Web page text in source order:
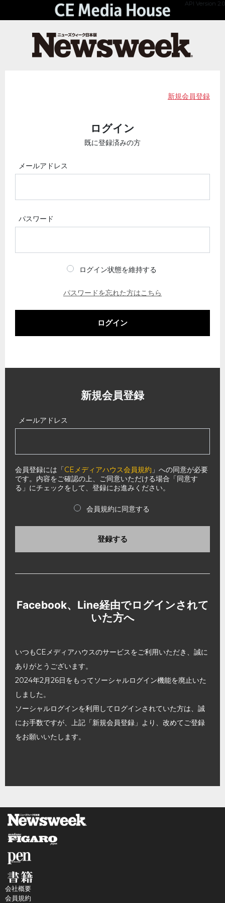
API Version 2.0
新規会員登録
ログイン
既に登録済みの方
メールアドレス
パスワード
ログイン状態を維持する
パスワードを忘れた方はこちら
ログイン
新規会員登録
メールアドレス
会員登録には「CEメディアハウス会員規約 」への同意が必要
です。内容をご確認の上、ご同意いただける場合「同意す
る」にチェックをして、登録にお進みください。
会員規約に同意する
登録する
Facebook、Line経由でログインされて
いた方へ
いつもCEメディアハウスのサービスをご利用いただき、誠に
ありがとうございます。
2024年2月26日をもってソーシャルログイン機能を廃止いた
しました。
ソーシャルログインを利用してログインされていた方は、誠
にお手数ですが、上記「新規会員登録」より、改めてご登録
をお願いいたします。
会社概要
会員規約